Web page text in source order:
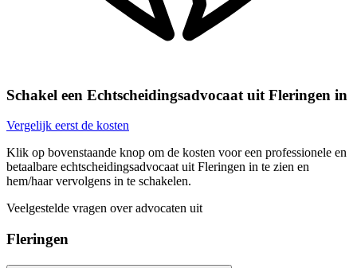
Schakel een Echtscheidingsadvocaat uit Fleringen in
Vergelijk eerst de kosten
Klik op bovenstaande knop om de kosten voor een professionele en
betaalbare echtscheidingsadvocaat uit Fleringen in te zien en
hem/haar vervolgens in te schakelen.
Veelgestelde vragen over advocaten uit
Fleringen